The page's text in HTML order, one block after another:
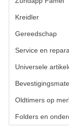
Kreidler(648)
Gereedschap(5)
Service en
Universele
Oldtimers op
Folders en